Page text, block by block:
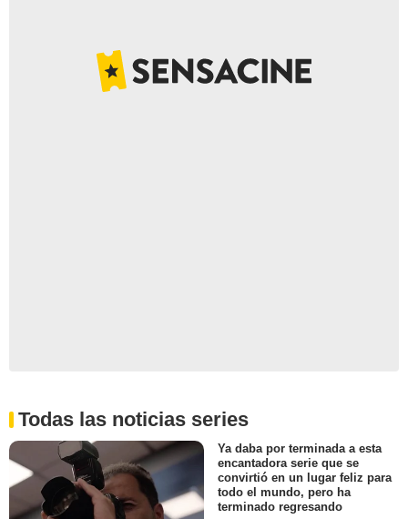
Todas las noticias series
Ya daba por terminada a esta
encantadora serie que se
convirtió en un lugar feliz para
todo el mundo, pero ha
terminado regresando